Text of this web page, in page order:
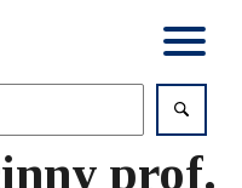
prof.